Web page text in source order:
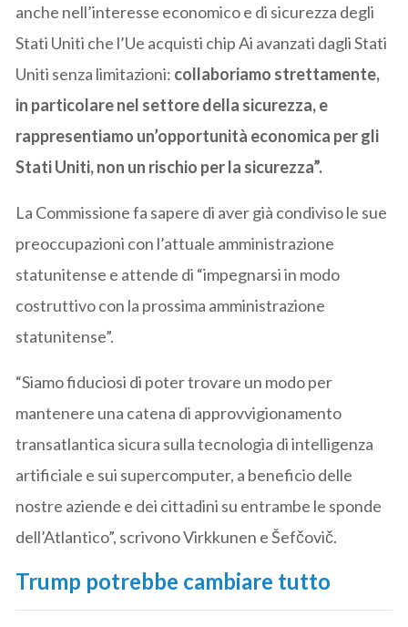
anche nell’interesse economico e di sicurezza degli
Stati Uniti che l’Ue acquisti chip Ai avanzati dagli Stati
Uniti senza limitazioni: collaboriamo strettamente,
in particolare nel settore della sicurezza, e
rappresentiamo un’opportunità economica per gli
Stati Uniti, non un rischio per la sicurezza”.
La Commissione fa sapere di aver già condiviso le sue
preoccupazioni con l’attuale amministrazione
statunitense e attende di “impegnarsi in modo
costruttivo con la prossima amministrazione
statunitense”.
“Siamo fiduciosi di poter trovare un modo per
mantenere una catena di approvvigionamento
transatlantica sicura sulla tecnologia di intelligenza
artificiale e sui supercomputer, a beneficio delle
nostre aziende e dei cittadini su entrambe le sponde
dell’Atlantico”, scrivono Virkkunen e Šefčovič.
Trump potrebbe cambiare tutto